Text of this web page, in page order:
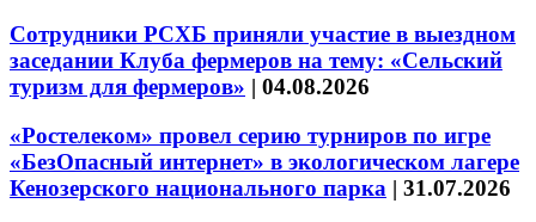
Сотрудники РСХБ приняли участие в выездном
заседании Клуба фермеров на тему: «Сельский
туризм для фермеров» | 04.08.2026
«Ростелеком» провел серию турниров по игре
«БезОпасный интернет» в экологическом лагере
Кенозерского национального парка | 31.07.2026